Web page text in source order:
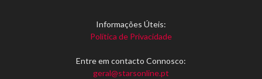
Informações Úteis:
Política de Privacidade
Entre em contacto Connosco:
geral@starsonline.pt